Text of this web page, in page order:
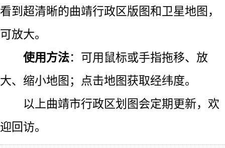
看到超清晰的曲靖行政区版图和卫星地图，
可放大。
使用方法：可用鼠标或手指拖移、放
大、缩小地图；点击地图获取经纬度。
以上曲靖市行政区划图会定期更新，欢
迎回访。